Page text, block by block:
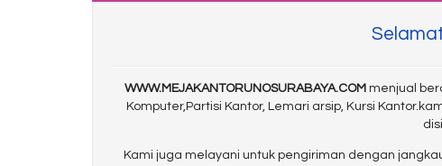
WWW.MEJAKANTORUNOSURABAYA.COM menjual
Komputer,Partisi Kantor, Lemari arsip, Kursi
Kami juga melayani untuk pengiriman dengan